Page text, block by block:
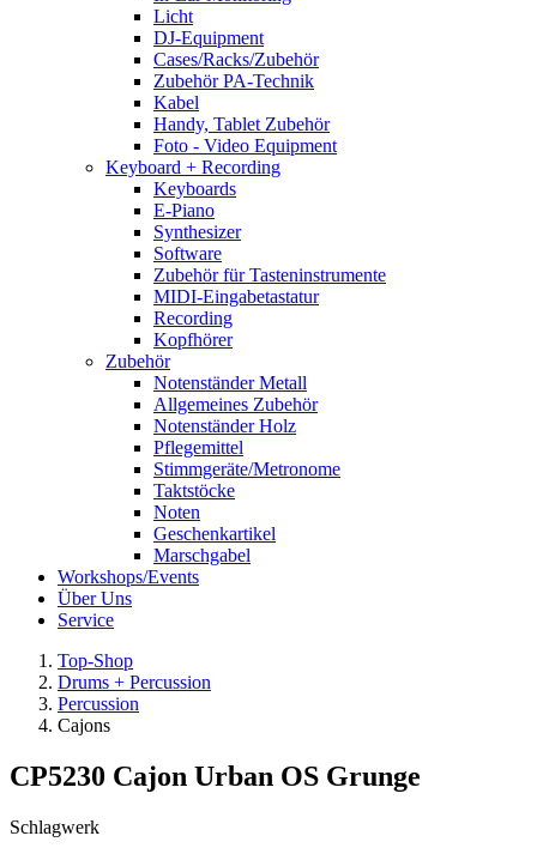
Licht
DJ-Equipment
Cases/Racks/Zubehör
Zubehör PA-Technik
Kabel
Handy, Tablet Zubehör
Foto - Video Equipment
Keyboard + Recording
Keyboards
E-Piano
Synthesizer
Software
Zubehör für Tasteninstrumente
MIDI-Eingabetastatur
Recording
Kopfhörer
Zubehör
Notenständer Metall
Allgemeines Zubehör
Notenständer Holz
Pflegemittel
Stimmgeräte/Metronome
Taktstöcke
Noten
Geschenkartikel
Marschgabel
Workshops/Events
Über Uns
Service
Top-Shop
Drums + Percussion
Percussion
Cajons
CP5230 Cajon Urban OS Grunge
Schlagwerk